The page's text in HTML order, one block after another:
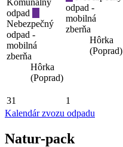
Komunálny
odpad
Nebezpečný
odpad -
mobilná
zberňa
Hôrka
(Poprad)
odpad -
mobilná
zberňa
Hôrka
(Poprad)
31 1
Kalendár zvozu odpadu
Natur-pack